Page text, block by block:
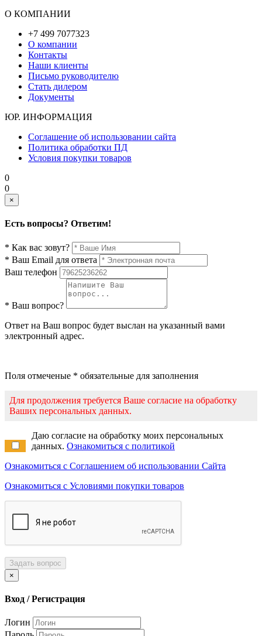
О КОМПАНИИ
+7 499 7077323
О компании
Контакты
Наши клиенты
Письмо руководителю
Стать дилером
Документы
ЮР. ИНФОРМАЦИЯ
Соглашение об использовании сайта
Политика обработки ПД
Условия покупки товаров
0
0
×
Есть вопросы? Ответим!
* Как вас зовут?
* Ваш Email для ответа
Ваш телефон
* Ваш вопрос?
Ответ на Ваш вопрос будет выслан на указанный вами
электронный адрес.
Поля отмеченые * обязательные для заполнения
Для продолжения требуется Ваше согласие на обработку
Ваших персональных данных.
Даю согласие на обработку моих персональных
данных. Ознакомиться с политикой
Ознакомиться с Соглашением об использовании Сайта
Ознакомиться с Условиями покупки товаров
Задать вопрос
×
Вход / Регистрация
Логин